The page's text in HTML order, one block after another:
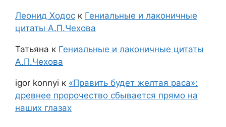
Леонид Ходос к Гениальные и лаконичные
цитаты А.П.Чехова
Татьяна к Гениальные и лаконичные цитаты
А.П.Чехова
igor konnyi к «Править будет желтая раса»:
древнее пророчество сбывается прямо на
наших глазах